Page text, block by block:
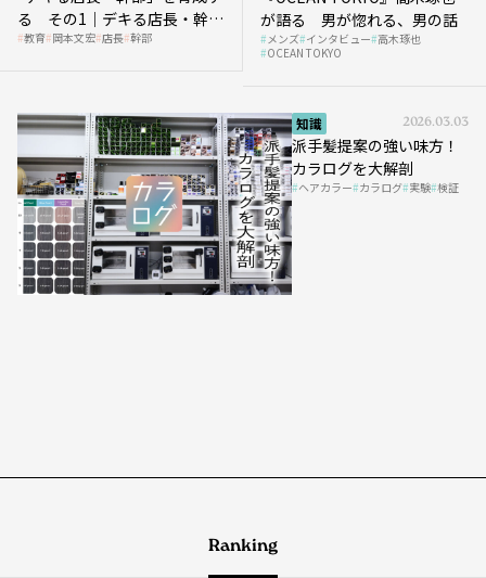
る その1｜デキる店長・幹部
の「任せ方」
教育 岡本文宏 店長 幹部
が語る 男が惚れる、男の話
メンズ インタビュー 高木琢也
OCEAN TOKYO
知識 2026.03.03
派手髪提案の強い味方！
カラログを大解剖
ヘアカラー カラログ 実験 検証
Ranking